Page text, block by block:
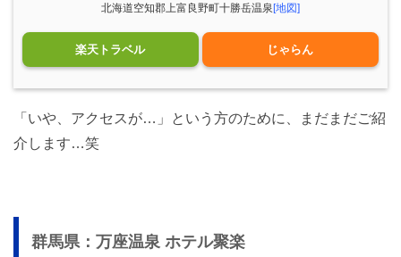
北海道空知郡上富良野町十勝岳温泉 [地図]
楽天トラベル じゃらん
「いや、アクセスが…」という方のために、まだまだご紹
介します…笑
群馬県：万座温泉 ホテル聚楽